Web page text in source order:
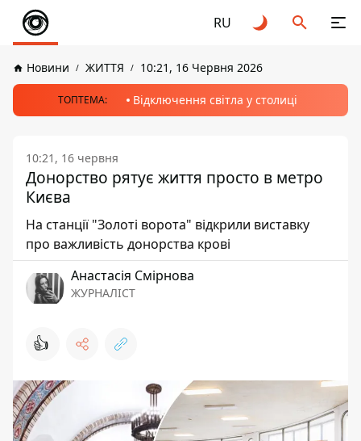
RU
Новини ЖИТТЯ 10:21, 16 Червня 2026
ТОПТЕМА: Відключення світла у столиці
10:21, 16 червня
Донорство рятує життя просто в метро
Києва
На станції "Золоті ворота" відкрили виставку
про важливість донорства крові
Анастасія Смірнова
ЖУРНАЛІСТ
👍